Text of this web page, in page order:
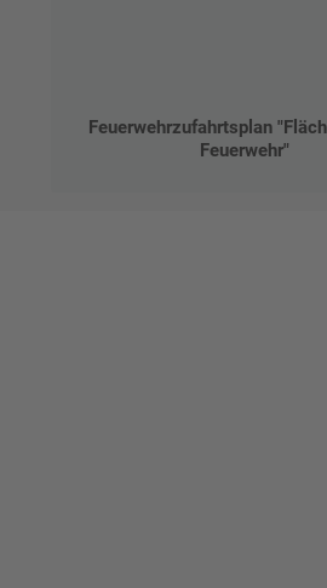
Feuerwehrzufahrtsplan
Feuerwehr"